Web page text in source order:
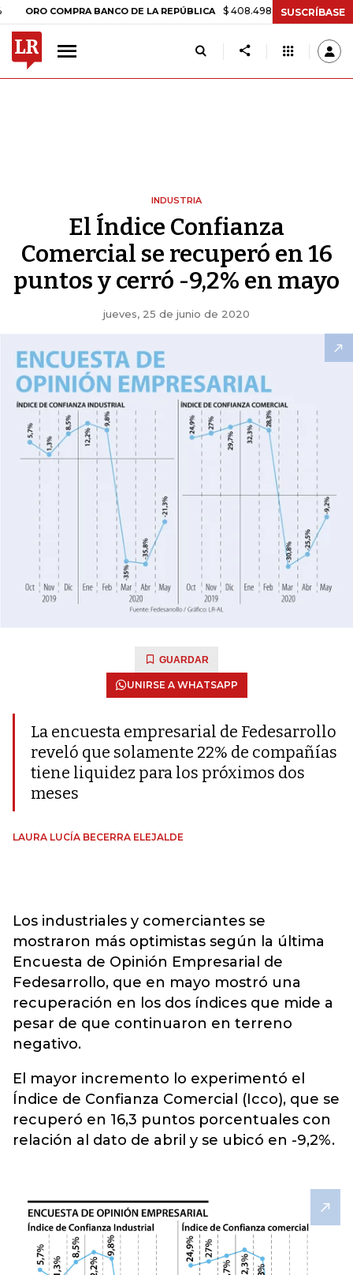
COMPRA BANCO DE LA REPÚBLICA $ 408.498,97 +$ 8.753,81 +2,19%
SUSCRÍBASE
INDUSTRIA
El Índice Confianza
Comercial se recuperó en 16
puntos y cerró -9,2% en mayo
jueves, 25 de junio de 2020
GUARDAR
UNIRSE A WHATSAPP
La encuesta empresarial de Fedesarrollo
reveló que solamente 22% de compañías
tiene liquidez para los próximos dos
meses
LAURA LUCÍA BECERRA ELEJALDE
Los industriales y comerciantes se
mostraron más optimistas según la última
Encuesta de Opinión Empresarial de
Fedesarrollo, que en mayo mostró una
recuperación en los dos índices que mide a
pesar de que continuaron en terreno
negativo.
El mayor incremento lo experimentó el
Índice de Confianza Comercial (Icco), que se
recuperó en 16,3 puntos porcentuales con
relación al dato de abril y se ubicó en -9,2%.